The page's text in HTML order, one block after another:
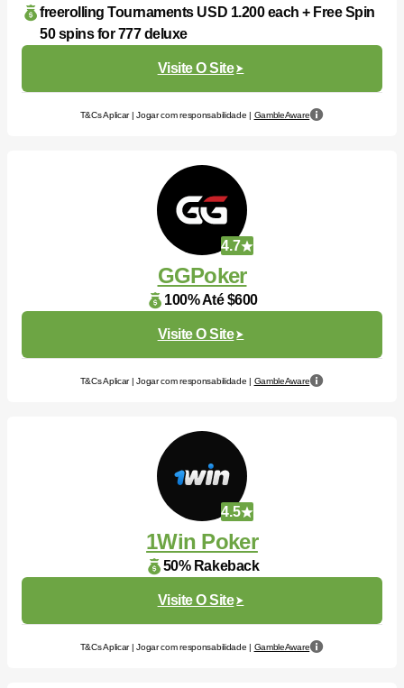
freerolling Tournaments USD 1.200 each + Free Spin
50 spins for 777 deluxe
Visite O Site
T&Cs Aplicar | Jogar com responsabilidade | GambleAware
4.7
GGPoker
100% Até $600
Visite O Site
T&Cs Aplicar | Jogar com responsabilidade | GambleAware
4.5
1Win Poker
50% Rakeback
Visite O Site
T&Cs Aplicar | Jogar com responsabilidade | GambleAware